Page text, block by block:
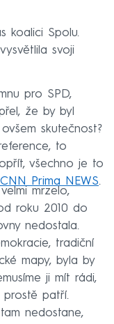
koalici Spolu.
svoji
pro SPD,
že by byl
skutečnost?
to
všechno je to
Prima NEWS.
mrzelo,
roku 2010 do
nedostala.
tradiční
mapy, byla by
ji mít rádi,
patří.
nedostane,